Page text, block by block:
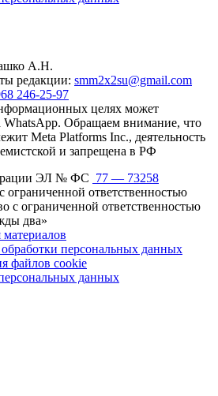
А.Н.
редакции: smm2x2su@gmail.com
246-25-97
целях может
WhatsApp. Обращаем внимание, что
Meta Platforms Inc., деятельность
и запрещена в РФ
ЭЛ № ФС 77 — 73258
ответственностью
с ограниченной ответственностью
два»
персональных данных
файлов cookie
данных